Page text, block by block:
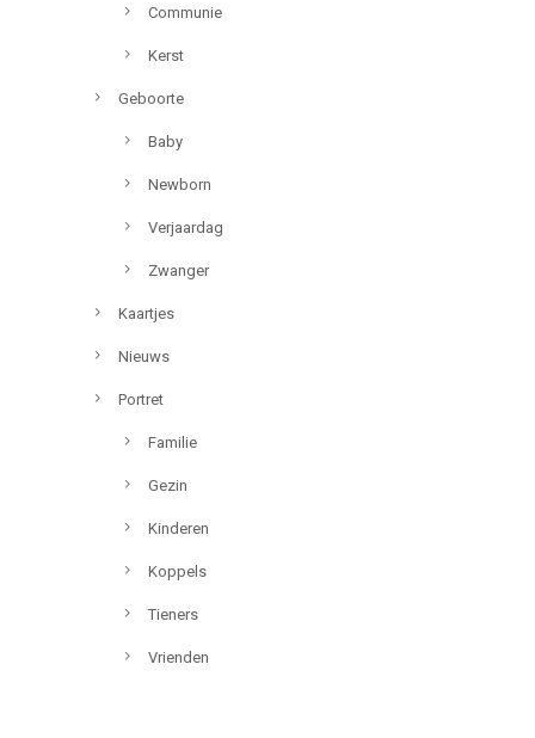
Communie
Kerst
Geboorte
Baby
Newborn
Verjaardag
Zwanger
Kaartjes
Nieuws
Portret
Familie
Gezin
Kinderen
Koppels
Tieners
Vrienden